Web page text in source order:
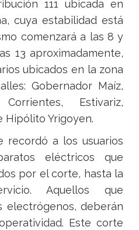
111 ubicada en
cuya estabilidad está
comenzará a las 8 y
13 aproximadamente,
ubicados en la zona
Gobernador Maíz,
Estivariz,
Hipólito Yrigoyen.
recordó a los usuarios
eléctricos que
por el corte, hasta la
Aquellos que
electrógenos, deberán
Este corte